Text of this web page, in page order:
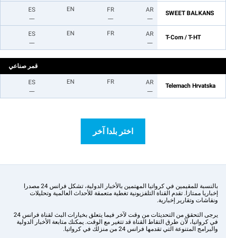
SWEET BALKANS
AR
FR
EN
ES
T-Com / T-HT
AR
FR
EN
ES
قمر صناعي
Telemach Hrvatska
AR
FR
EN
ES
اختر بلدا آخر
بالنسبة للمقيمين في كرواتيا المهتمين بالأخبار الدولية، تشكل فرانس 24 مصدرا
إخباريا ممتازا. تقدم القناة التلفزيونية تغطية متعمقة للأحداث العالمية وتحليلات
ونقاشات وتقارير إخبارية.
يرجى التحقق من التحديثات من وقت لآخر فيما يتعلق بخيارات البث لقناة فرانس 24
في كرواتيا، لأن طرق التقاط القناة قد تتغير مع الوقت. يمكنك متابعة الأخبار الدولية
والبرامج المتنوعة التي تقدمها فرانس 24 من منزلك في كرواتيا.